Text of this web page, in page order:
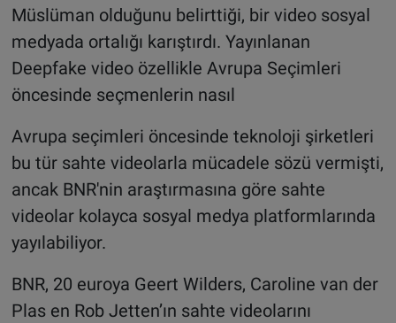
Müslüman olduğunu belirttiği, bir video sosyal
medyada ortalığı karıştırdı. Yayınlanan
Deepfake video özellikle Avrupa Seçimleri
öncesinde seçmenlerin nasıl
Avrupa seçimleri öncesinde teknoloji şirketleri
bu tür sahte videolarla mücadele sözü vermişti,
ancak BNR'nin araştırmasına göre sahte
videolar kolayca sosyal medya platformlarında
yayılabiliyor.
BNR, 20 euroya Geert Wilders, Caroline van der
Plas en Rob Jetten’ın sahte videolarını